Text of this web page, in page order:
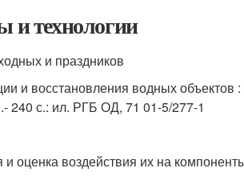
и технологии
и праздников
и восстановления водных объектов :
240 с.: ил. РГБ ОД, 71 01-5/277-1
оценка воздействия их на